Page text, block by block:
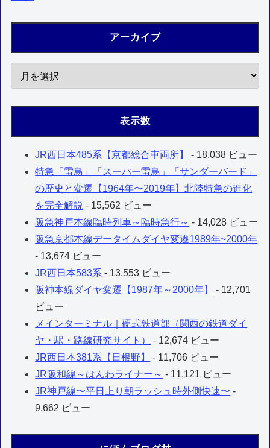
アーカイブ
表示数
JR西日本485系【京都総合車両所】
- 18,038 ビュー
特急「雷鳥」「スーパー雷鳥」「サンダーバード」
の歴史と変遷【1964年〜2019年】北陸特急の進化
を完全解説 - 15,562 ビュー
阪急神戸本線臨時列車～臨時急行～ - 14,028 ビュー
阪急京都本線データイムダイヤ変遷1989年~2000年
- 13,674 ビュー
JR西日本583系 - 13,553 ビュー
阪神本線ダイヤ変遷【1987年～2000年】
- 12,701
ビュー
メインターミナル｜硬式鉄道部（関西の鉄道ダイ
ヤ・駅・路線研究サイト）
- 12,674 ビュー
JR西日本381系【日根野】
- 11,706 ビュー
JR阪和線～はんわライナー～ - 11,121 ビュー
JR神戸線〜平日上り朝ラッシュ時外側快速〜 -
9,662 ビュー